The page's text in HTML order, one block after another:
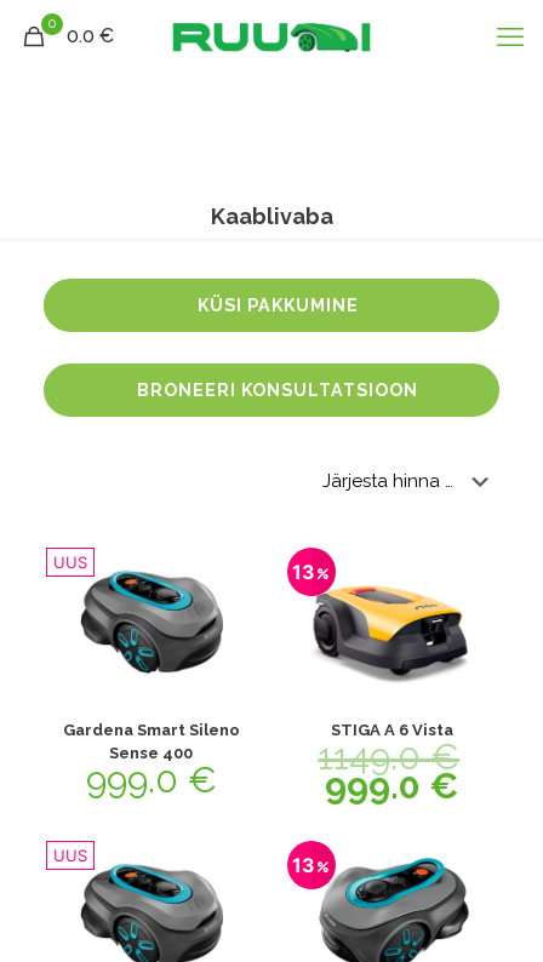
0
0.0 €
Kaablivaba
KÜSI PAKKUMINE
BRONEERI KONSULTATSIOON
UUS
Gardena Smart Sileno
Sense 400
999.0 €
13
STIGA A 6 Vista
1149.0€
999.0 €
UUS 13